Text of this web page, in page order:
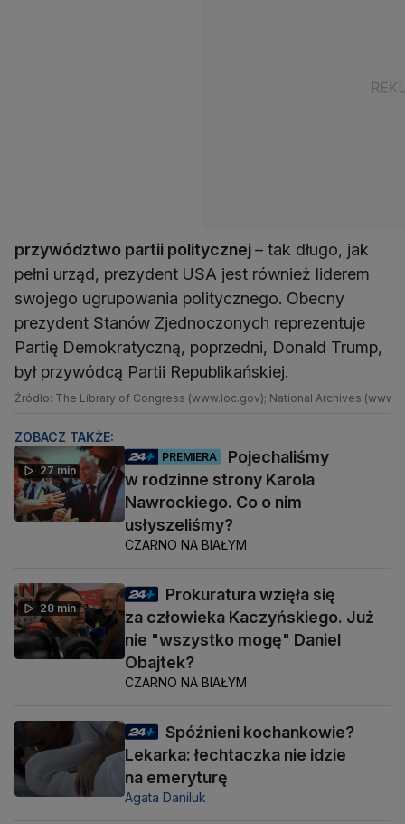
przywództwo partii politycznej– tak długo, jak
pełni urząd, prezydent USA jest również liderem
swojego ugrupowania politycznego. Obecny
prezydent Stanów Zjednoczonych reprezentuje
Partię Demokratyczną, poprzedni, Donald Trump,
był przywódcą Partii Republikańskiej.
Źródło: The Library of Congress (www.loc.gov); National Archives
ZOBACZ TAKŻE:
27 min
PREMIERA
Pojechaliśmy
w rodzinne strony Karola
Nawrockiego. Co o nim
usłyszeliśmy?
CZARNO NA BIAŁYM
28 min
Prokuratura wzięła się
za człowieka Kaczyńskiego. Już
nie "wszystko mogę" Daniel
Obajtek?
CZARNO NA BIAŁYM
Spóźnieni kochankowie?
Lekarka: łechtaczka nie idzie
na emeryturę
Agata Daniluk